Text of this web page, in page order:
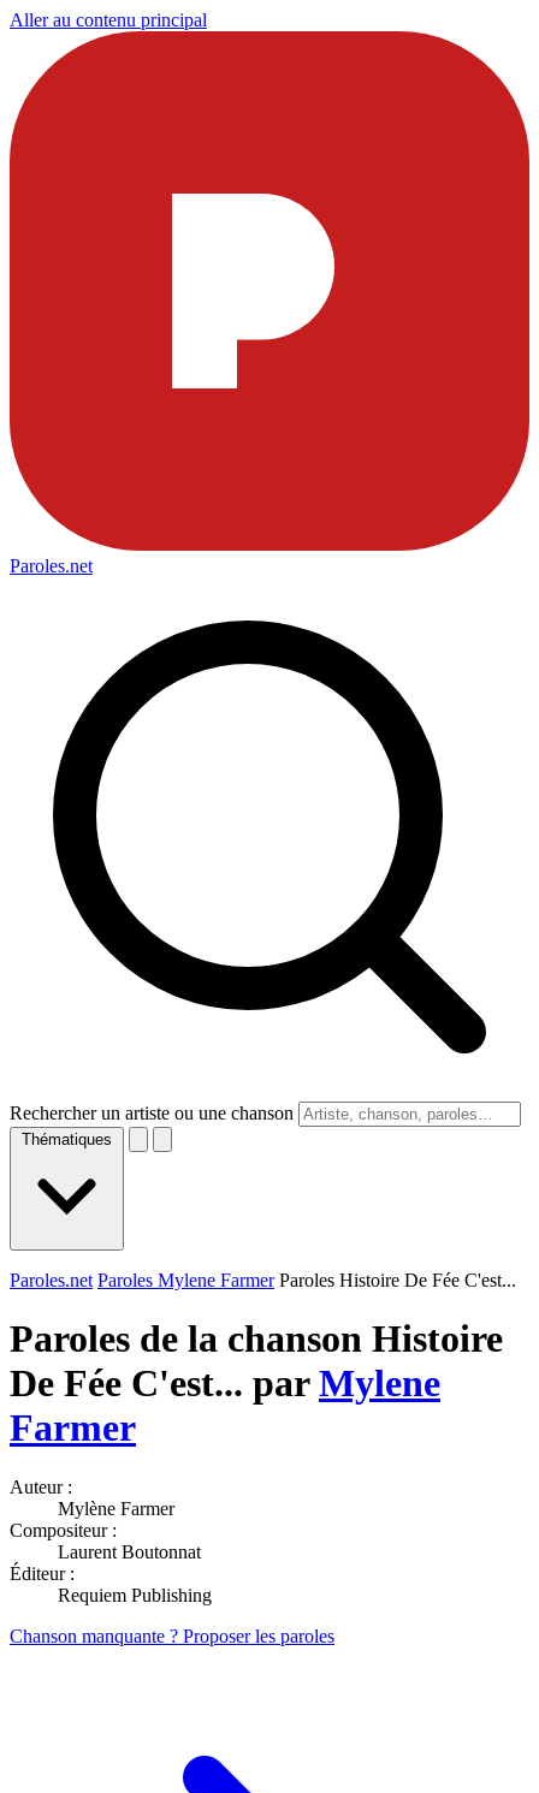
Aller au contenu principal
Paroles.net
Rechercher un artiste ou une chanson
Thématiques
Paroles.net Paroles Mylene Farmer Paroles Histoire De Fée C'est...
Paroles de la chanson Histoire
De Fée C'est... parMylene
Farmer
Auteur :
Mylène Farmer
Compositeur :
Laurent Boutonnat
Éditeur :
Requiem Publishing
Chanson manquante ? Proposer les paroles